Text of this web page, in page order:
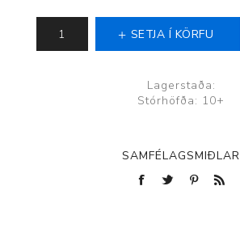
SETJA Í KÖRFU
Lagerstaða:
Stórhöfða: 10+
SAMFÉLAGSMIÐLAR